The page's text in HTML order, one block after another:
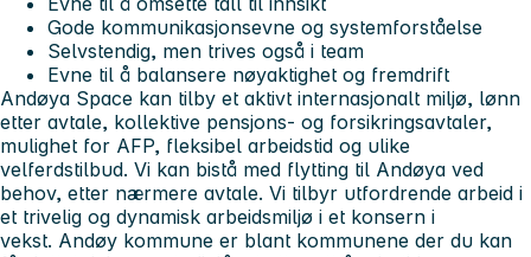
Gode kommunikasjonsevne og systemforståelse
Selvstendig, men trives også i team
Evne til å balansere nøyaktighet og fremdrift
Andøya Space kan tilby et aktivt internasjonalt miljø, lønn
etter avtale, kollektive pensjons- og forsikringsavtaler,
mulighet for AFP, fleksibel arbeidstid og ulike
velferdstilbud. Vi kan bistå med flytting til Andøya ved
behov, etter nærmere avtale. Vi tilbyr utfordrende arbeid i
et trivelig og dynamisk arbeidsmiljø i et konsern i
vekst. Andøy kommune er blant kommunene der du kan